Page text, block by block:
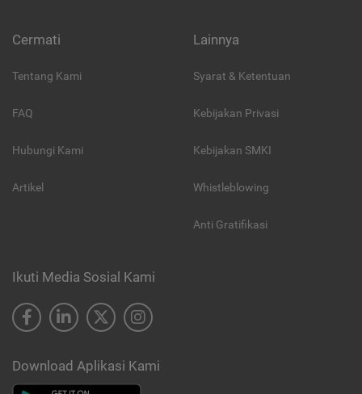
Cermati
Tentang Kami
FAQ
Hubungi Kami
Artikel
Lainnya
Syarat & Ketentuan
Kebijakan Privasi
Kebijakan SMKI
Whistleblowing
Anti Gratifikasi
Ikuti Media Sosial Kami
Download Aplikasi Kami